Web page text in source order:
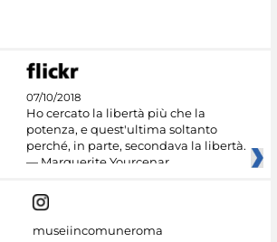
07/10/2018
Ho cercato la libertà più che la
potenza, e quest'ultima soltanto
perché, in parte, secondava la libertà.
— Marguerite Yourcenar
museiincomuneroma